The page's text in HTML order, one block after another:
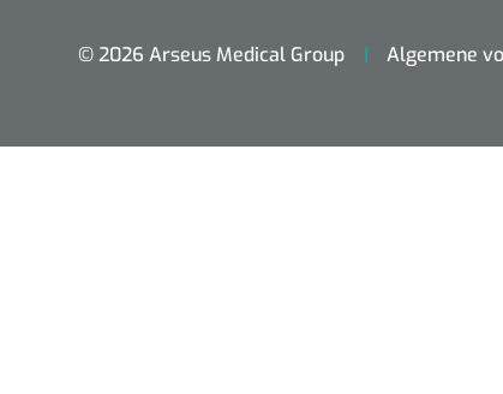
© 2026 Arseus Medical Group Algemene